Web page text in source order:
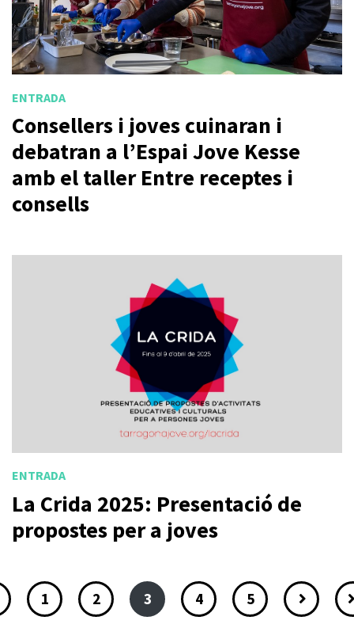
ENTRADA
Consellers i joves cuinaran i
debatran a l’Espai Jove Kesse
amb el taller Entre receptes i
consells
ENTRADA
La Crida 2025: Presentació de
propostes per a joves
1 2 3 4 5